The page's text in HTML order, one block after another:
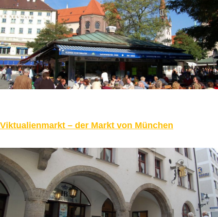
Viktualienmarkt – der Markt von München